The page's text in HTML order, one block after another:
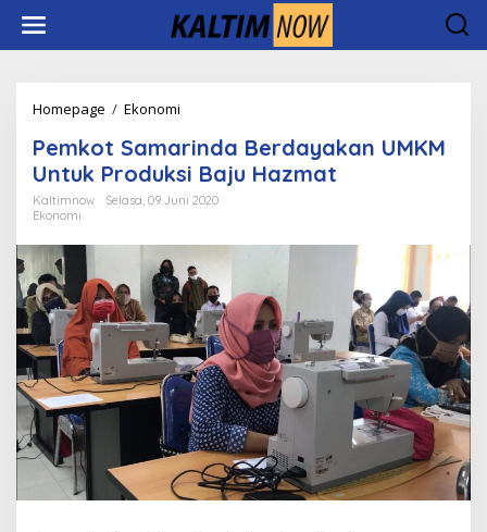
konten
Homepage / Ekonomi
Berdayakan
UMKM
Untuk
Produksi
Hazmat
Pemkot Samarinda Berdayakan UMKM
Untuk Produksi Baju Hazmat
Kaltimnow
Selasa, 09 Juni 2020
Ekonomi